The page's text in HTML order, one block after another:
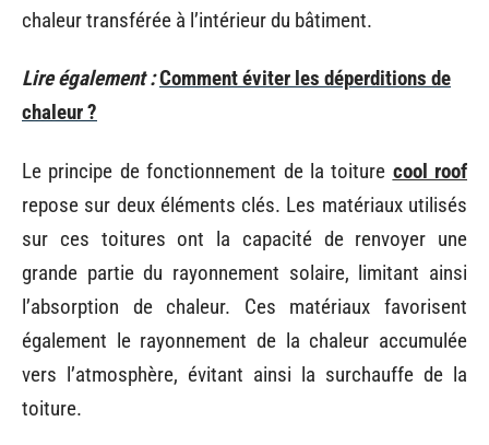
chaleur transférée à l’intérieur du bâtiment.
Lire également :Comment éviter les déperditions de
chaleur ?
Le principe de fonctionnement de la toiture cool roof
repose sur deux éléments clés. Les matériaux utilisés
sur ces toitures ont la capacité de renvoyer une
grande partie du rayonnement solaire, limitant ainsi
l’absorption de chaleur. Ces matériaux favorisent
également le rayonnement de la chaleur accumulée
vers l’atmosphère, évitant ainsi la surchauffe de la
toiture.